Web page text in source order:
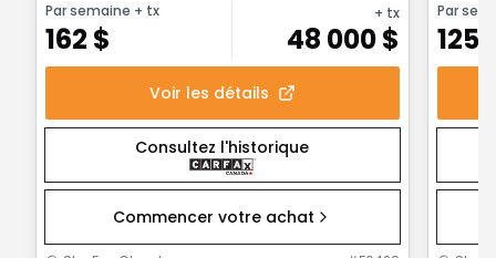
Par semaine + tx
162 $
+ tx
48 000$
Voir les détails
Consultez l'historique
Commencer votre achat
Par
125